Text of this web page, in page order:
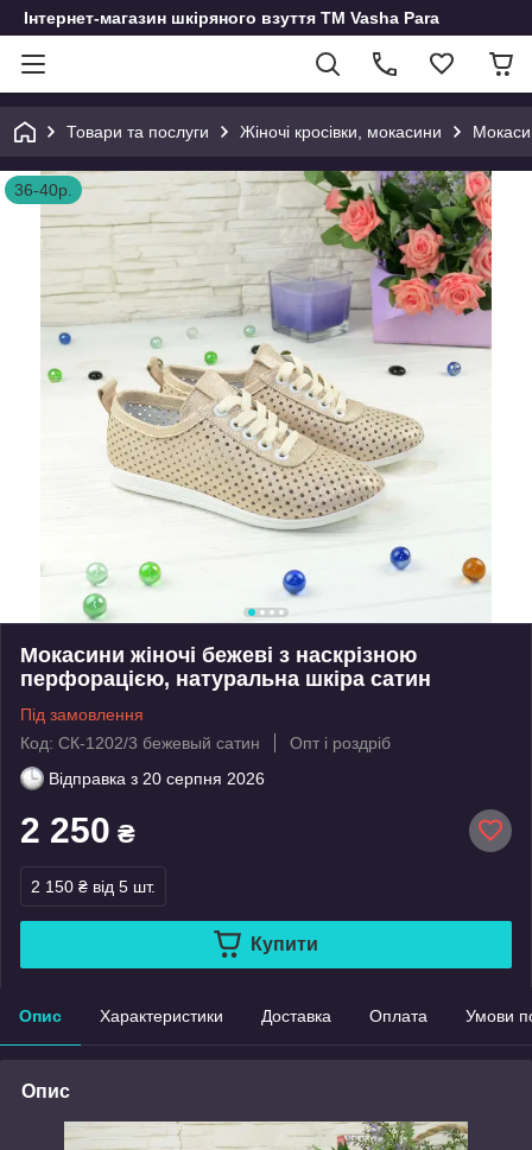
Інтернет-магазин шкіряного взуття ТМ Vasha Para
Товари та послуги Жіночі кросівки, мокасини
36-40р.
Мокасини жіночі бежеві з наскрізною
перфорацією, натуральна шкіра сатин
Під замовлення
Код: СК-1202/3 бежевый сатин
Опт і роздріб
Відправка з 20 серпня 2026
2 250 ₴
2 150 ₴ від 5 шт.
Купити
Опис Характеристики Доставка Оплата Умови
Опис